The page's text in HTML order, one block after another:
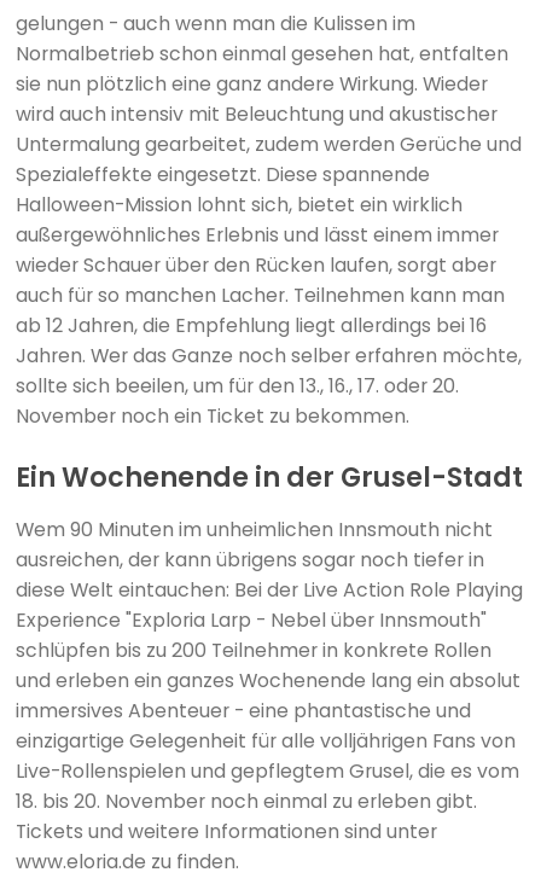
gelungen - auch wenn man die Kulissen im
Normalbetrieb schon einmal gesehen hat, entfalten
sie nun plötzlich eine ganz andere Wirkung. Wieder
wird auch intensiv mit Beleuchtung und akustischer
Untermalung gearbeitet, zudem werden Gerüche und
Spezialeffekte eingesetzt. Diese spannende
Halloween-Mission lohnt sich, bietet ein wirklich
außergewöhnliches Erlebnis und lässt einem immer
wieder Schauer über den Rücken laufen, sorgt aber
auch für so manchen Lacher. Teilnehmen kann man
ab 12 Jahren, die Empfehlung liegt allerdings bei 16
Jahren. Wer das Ganze noch selber erfahren möchte,
sollte sich beeilen, um für den 13., 16., 17. oder 20.
November noch ein Ticket zu bekommen.
Ein Wochenende in der Grusel-Stadt
Wem 90 Minuten im unheimlichen Innsmouth nicht
ausreichen, der kann übrigens sogar noch tiefer in
diese Welt eintauchen: Bei der Live Action Role Playing
Experience "Exploria Larp - Nebel über Innsmouth"
schlüpfen bis zu 200 Teilnehmer in konkrete Rollen
und erleben ein ganzes Wochenende lang ein absolut
immersives Abenteuer - eine phantastische und
einzigartige Gelegenheit für alle volljährigen Fans von
Live-Rollenspielen und gepflegtem Grusel, die es vom
18. bis 20. November noch einmal zu erleben gibt.
Tickets und weitere Informationen sind unter
www.eloria.de zu finden.